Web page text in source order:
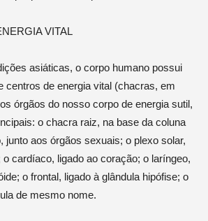
VITAL
asiáticas, o corpo humano possui
centros de energia vital (chacras, em
órgãos do nosso corpo de energia sutil,
o chacra raiz, na base da coluna
junto aos órgãos sexuais; o plexo solar,
o cardíaco, ligado ao coração; o laríngeo,
o frontal, ligado à glândula hipófise; o
de mesmo nome.